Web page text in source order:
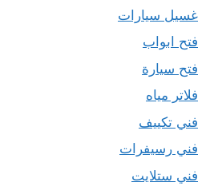
غسيل سيارات
فتح ابواب
فتح سيارة
فلاتر مياه
فني تكييف
فني رسيفرات
فني ستلايت